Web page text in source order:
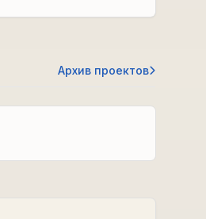
Архив проектов